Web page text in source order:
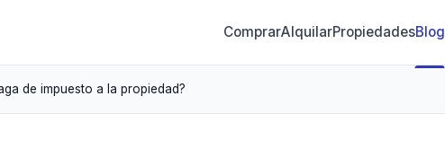
ComprarAlquilarPropiedadesBlog
de impuesto a la propiedad?